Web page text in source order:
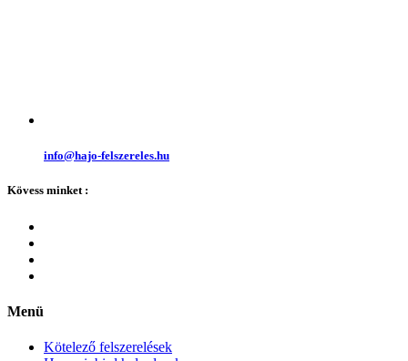
info@hajo-felszereles.hu
Kövess minket :
Menü
Kötelező felszerelések